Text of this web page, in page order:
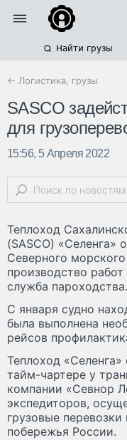
Найти грузы
← Логистика, грузы
SASCO
для
15:56, 5 Апреля 2022
Теплоход
(SASCO) «Селенга»
Северного
производство
служба пароходства.
С января судно
была выполнена
рейсов
Теплоход
тайм-чартере у
компании «Севнор
экспедиторов,
грузовые
побережья России.